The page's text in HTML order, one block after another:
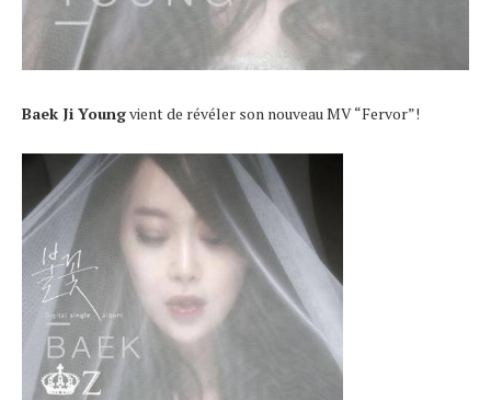
Baek Ji Youngvient de révéler son nouveau MV “Fervor”!